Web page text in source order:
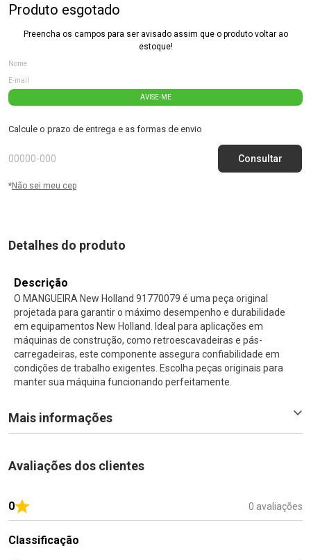
Produto esgotado
Preencha os campos para ser avisado assim que o produto voltar ao
estoque!
AVISE-ME
Calcule o prazo de entrega e as formas de envio
*Não sei meu cep
Detalhes do produto
Descrição
O MANGUEIRA New Holland 91770079 é uma peça original
projetada para garantir o máximo desempenho e durabilidade
em equipamentos New Holland. Ideal para aplicações em
máquinas de construção, como retroescavadeiras e pás-
carregadeiras, este componente assegura confiabilidade em
condições de trabalho exigentes. Escolha peças originais para
manter sua máquina funcionando perfeitamente.
Mais informações
Avaliações dos clientes
0 0 avaliações
Classificação